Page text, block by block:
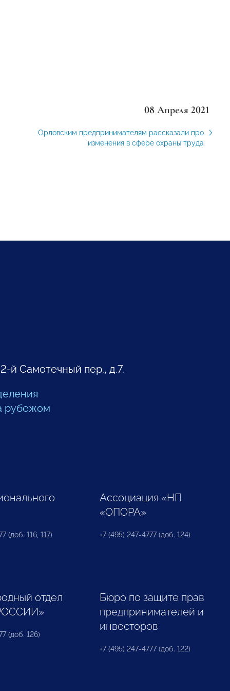
08 Апреля 2021
Орловским предпринимателям рассказали про
изменения в сфере охраны труда
й Самотечный пер., д.7.
рубежом
(доб. 116, 117)
Ассоциация «НП
«ОПОРА»
+7 (495) 247-4777 (доб. 124)
отдел
(доб. 126)
Бюро по защите прав
предпринимателей и
инвесторов
+7 (495) 247-4777 (доб. 122)